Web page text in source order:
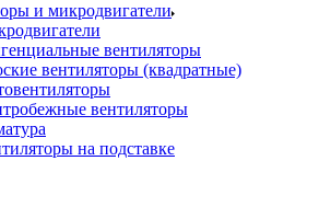
и микродвигатели
вентиляторы
вентиляторы (квадратные)
вентиляторы
на подставке